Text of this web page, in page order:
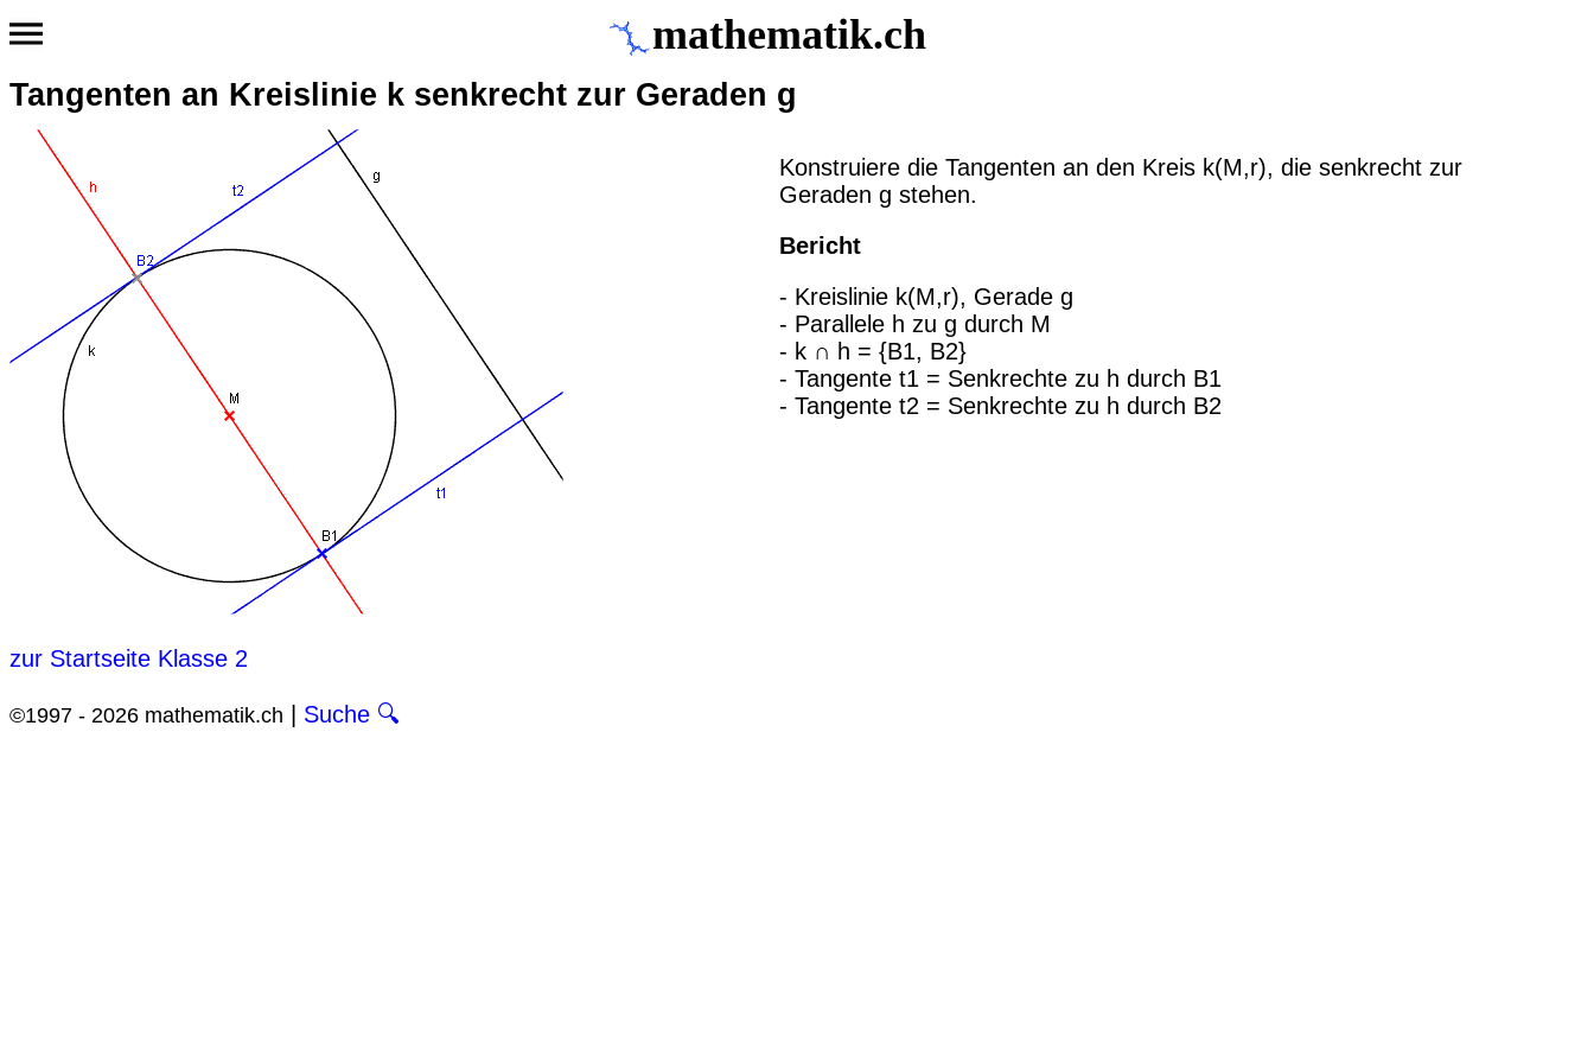
mathematik.ch
Tangenten an Kreislinie k senkrecht zur Geraden g
Konstruiere die Tangenten an den Kreis k(M,r), die senkrecht zur
Geraden g stehen.
Bericht
- Kreislinie k(M,r), Gerade g
- Parallele h zu g durch M
- k ∩ h = {B1, B2}
- Tangente t1 = Senkrechte zu h durch B1
- Tangente t2 = Senkrechte zu h durch B2
zur Startseite Klasse 2
©1997 - 2026 mathematik.ch Suche 🔍